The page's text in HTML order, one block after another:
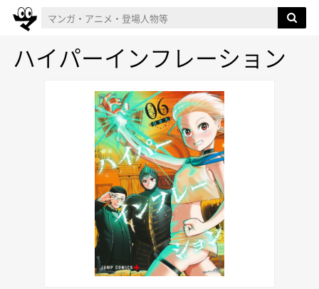
ハイパーインフレーション